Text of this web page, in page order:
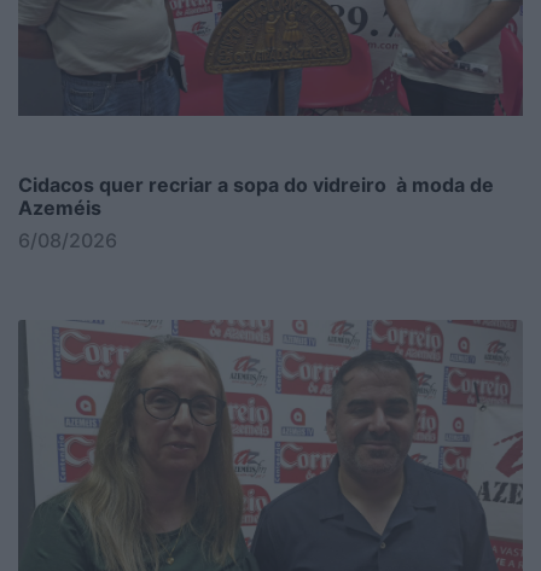
Cidacos quer recriar a sopa do vidreiro à moda de
Azeméis
6/08/2026